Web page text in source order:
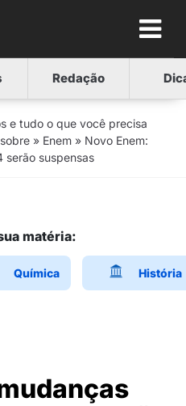
Redação
e tudo o que você precisa
» Enem » Novo Enem:
serão suspensas
matéria:
Química História